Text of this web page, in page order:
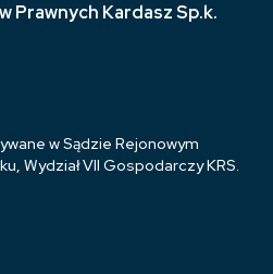
Prawnych Kardasz Sp.k.
w Sądzie Rejonowym
Wydział VII Gospodarczy KRS.